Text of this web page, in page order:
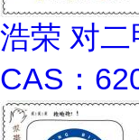
浩荣 对
CAS：